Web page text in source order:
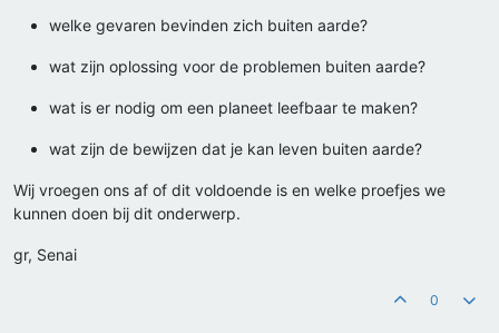
welke gevaren bevinden zich buiten aarde?
wat zijn oplossing voor de problemen buiten aarde?
wat is er nodig om een planeet leefbaar te maken?
wat zijn de bewijzen dat je kan leven buiten aarde?
Wij vroegen ons af of dit voldoende is en welke proefjes we
kunnen doen bij dit onderwerp.
gr, Senai
0